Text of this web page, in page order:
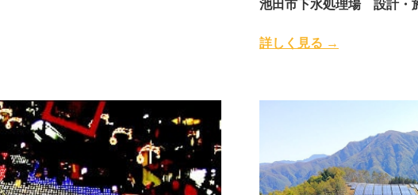
池田市下水処理場 設計・
詳しく見る →